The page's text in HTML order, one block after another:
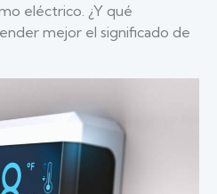
eléctrico. ¿Y qué
mejor el significado de